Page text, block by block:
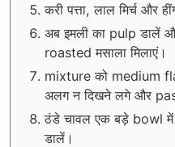
करी पत्ता, लाल मिर्च और
अब इमली का pulp डालें
roasted मसाला मिलाएं।
mixture को medium
अलग न दिखने लगे और
ठंडे चावल एक बड़े bowl
डालें।